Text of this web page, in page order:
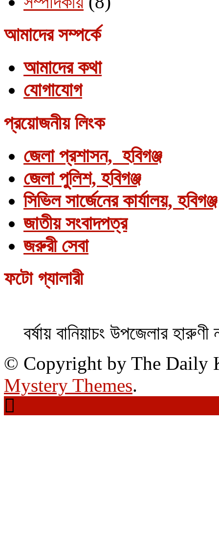
আমাদের সম্পর্কে
আমাদের কথা
যোগাযোগ
প্রয়োজনীয় লিংক
জেলা প্রশাসন, হবিগঞ্জ
জেলা পুলিশ, হবিগঞ্জ
সিভিল সার্জেনের কার্যালয়, হবিগঞ্জ
জাতীয় সংবাদপত্র
জরুরী সেবা
ফটো গ্যালারী
বর্ষায় বানিয়াচং উপজেলার হারুণী
© Copyright by The Daily
Mystery Themes.